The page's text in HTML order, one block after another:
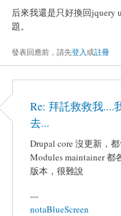
后來我還是只好換回jquery
題。
發表回應前，請先登入或註冊
Re: 拜託救救我....
去...
Drupal core 沒更新，
Modules maintainer 都
版本，很難說
---
notaBlueScreen